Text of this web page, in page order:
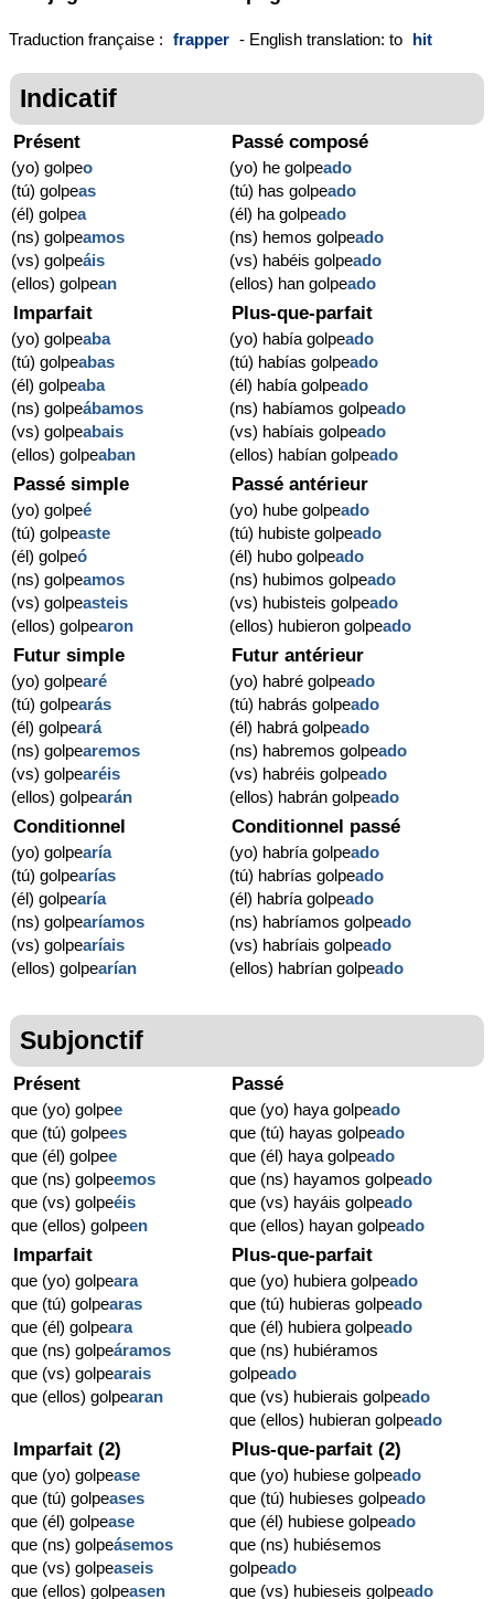
Traduction française : frapper - English translation: to hit
Indicatif
Présent
(yo) golpeo
(tú) golpeas
(él) golpea
(ns) golpeamos
(vs) golpeáis
(ellos) golpean
Passé composé
(yo) he golpeado
(tú) has golpeado
(él) ha golpeado
(ns) hemos golpeado
(vs) habéis golpeado
(ellos) han golpeado
Imparfait
(yo) golpeaba
(tú) golpeabas
(él) golpeaba
(ns) golpeábamos
(vs) golpeabais
(ellos) golpeaban
Plus-que-parfait
(yo) había golpeado
(tú) habías golpeado
(él) había golpeado
(ns) habíamos golpeado
(vs) habíais golpeado
(ellos) habían golpeado
Passé simple
(yo) golpeé
(tú) golpeaste
(él) golpeó
(ns) golpeamos
(vs) golpeasteis
(ellos) golpearon
Passé antérieur
(yo) hube golpeado
(tú) hubiste golpeado
(él) hubo golpeado
(ns) hubimos golpeado
(vs) hubisteis golpeado
(ellos) hubieron golpeado
Futur simple
(yo) golpearé
(tú) golpearás
(él) golpeará
(ns) golpearemos
(vs) golpearéis
(ellos) golpearán
Futur antérieur
(yo) habré golpeado
(tú) habrás golpeado
(él) habrá golpeado
(ns) habremos golpeado
(vs) habréis golpeado
(ellos) habrán golpeado
Conditionnel
(yo) golpearía
(tú) golpearías
(él) golpearía
(ns) golpearíamos
(vs) golpearíais
(ellos) golpearían
Conditionnel passé
(yo) habría golpeado
(tú) habrías golpeado
(él) habría golpeado
(ns) habríamos golpeado
(vs) habríais golpeado
(ellos) habrían golpeado
Subjonctif
Présent
que (yo) golpee
que (tú) golpees
que (él) golpee
que (ns) golpeemos
que (vs) golpeéis
que (ellos) golpeen
Passé
que (yo) haya golpeado
que (tú) hayas golpeado
que (él) haya golpeado
que (ns) hayamos golpeado
que (vs) hayáis golpeado
que (ellos) hayan golpeado
Imparfait
que (yo) golpeara
que (tú) golpearas
que (él) golpeara
que (ns) golpeáramos
que (vs) golpearais
que (ellos) golpearan
Plus-que-parfait
que (yo) hubiera golpeado
que (tú) hubieras golpeado
que (él) hubiera golpeado
que (ns) hubiéramos
golpeado
que (vs) hubierais golpeado
que (ellos) hubieran golpeado
Imparfait (2)
que (yo) golpease
que (tú) golpeases
que (él) golpease
que (ns) golpeásemos
que (vs) golpeaseis
que (ellos) golpeasen
Plus-que-parfait (2)
que (yo) hubiese golpeado
que (tú) hubieses golpeado
que (él) hubiese golpeado
que (ns) hubiésemos
golpeado
que (vs) hubieseis golpeado